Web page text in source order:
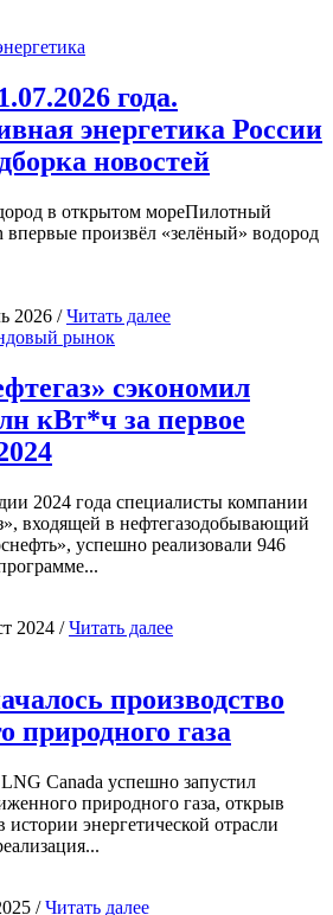
года.
энергетика России
новостей
в открытом мореПилотный
впервые произвёл «зелёный» водород
2026 /Читать далее
рынок
сэкономил
кВт*ч за первое
2024 года специалисты компании
входящей в нефтегазодобывающий
успешно реализовали 946
2024 /Читать далее
производство
природного газа
Canada успешно запустил
природного газа, открыв
энергетической отрасли
/Читать далее